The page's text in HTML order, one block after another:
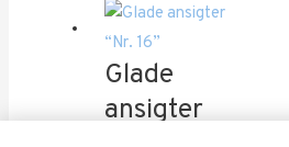
Glade
ansigter